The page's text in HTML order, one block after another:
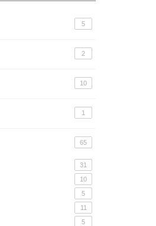
5
2
10
1
65
31
10
5
11
5